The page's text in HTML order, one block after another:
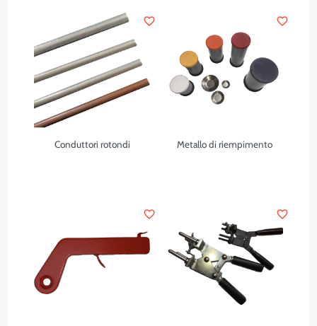
Conduttori rotondi
favorite_border
Metallo di riempimento
favorite_border
favorite_border favorite_border